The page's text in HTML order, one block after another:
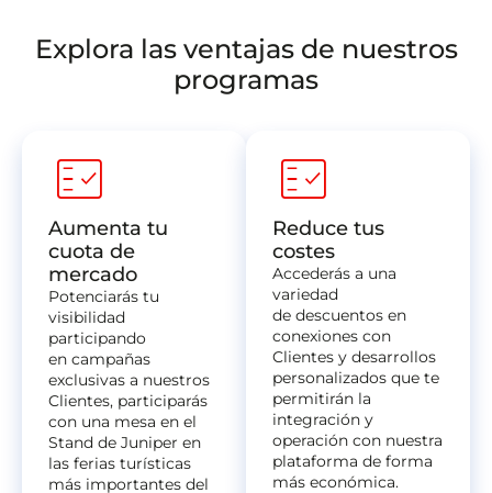
Explora las ventajas de nuestros
programas
fact_check
Aumenta tu
cuota de
mercado
Potenciarás tu
visibilidad
participando
en campañas
exclusivas a nuestros
Clientes, participarás
con una mesa en el
Stand de Juniper en
las ferias turísticas
más importantes del
fact_check
Reduce tus
costes
Accederás a una
variedad
de descuentos en
conexiones con
Clientes y desarrollos
personalizados que te
permitirán la
integración y
operación con nuestra
plataforma de forma
más económica.